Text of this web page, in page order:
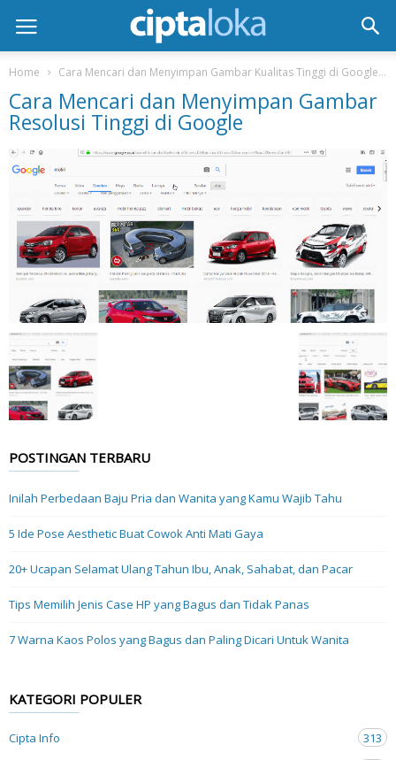
Home Cara Mencari dan Menyimpan Gambar Kualitas Tinggi di Google
Cara Mencari dan Menyimpan Gambar
Resolusi Tinggi di Google
POSTINGAN TERBARU
Inilah Perbedaan Baju Pria dan Wanita yang Kamu Wajib Tahu
5 Ide Pose Aesthetic Buat Cowok Anti Mati Gaya
20+ Ucapan Selamat Ulang Tahun Ibu, Anak, Sahabat, dan Pacar
Tips Memilih Jenis Case HP yang Bagus dan Tidak Panas
7 Warna Kaos Polos yang Bagus dan Paling Dicari Untuk Wanita
KATEGORI POPULER
Cipta Info
313